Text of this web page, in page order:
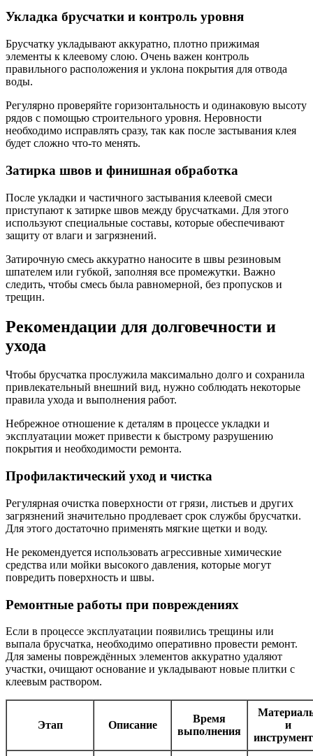
Укладка брусчатки и контроль уровня
Брусчатку укладывают аккуратно, плотно прижимая
элементы к клеевому слою. Очень важен контроль
правильного расположения и уклона покрытия для отвода
воды.
Регулярно проверяйте горизонтальность и одинаковую высоту
рядов с помощью строительного уровня. Неровности
необходимо исправлять сразу, так как после застывания клея
будет сложно что-то менять.
Затирка швов и финишная обработка
После укладки и частичного застывания клеевой смеси
приступают к затирке швов между брусчатками. Для этого
используют специальные составы, которые обеспечивают
защиту от влаги и загрязнений.
Затирочную смесь аккуратно наносите в швы резиновым
шпателем или губкой, заполняя все промежутки. Важно
следить, чтобы смесь была равномерной, без пропусков и
трещин.
Рекомендации для долговечности и
ухода
Чтобы брусчатка прослужила максимально долго и сохранила
привлекательный внешний вид, нужно соблюдать некоторые
правила ухода и выполнения работ.
Небрежное отношение к деталям в процессе укладки и
эксплуатации может привести к быстрому разрушению
покрытия и необходимости ремонта.
Профилактический уход и чистка
Регулярная очистка поверхности от грязи, листьев и других
загрязнений значительно продлевает срок службы брусчатки.
Для этого достаточно применять мягкие щетки и воду.
Не рекомендуется использовать агрессивные химические
средства или мойки высокого давления, которые могут
повредить поверхность и швы.
Ремонтные работы при повреждениях
Если в процессе эксплуатации появились трещины или
выпала брусчатка, необходимо оперативно провести ремонт.
Для замены повреждённых элементов аккуратно удаляют
участки, очищают основание и укладывают новые плитки с
клеевым раствором.
Этап Описание
Время
выполнения
и